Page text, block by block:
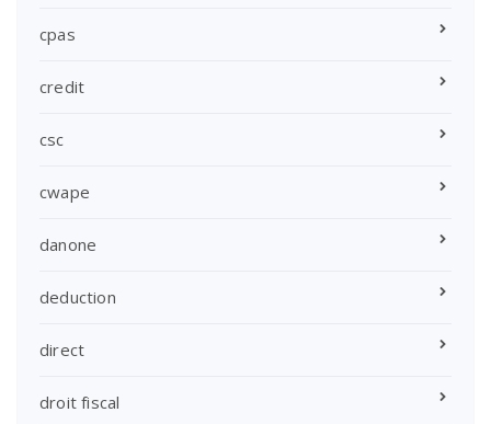
cpas
credit
csc
cwape
danone
deduction
direct
droit fiscal